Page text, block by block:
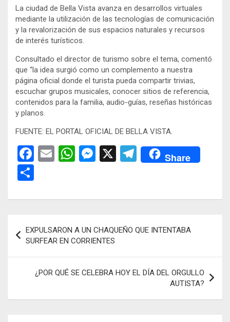
La ciudad de Bella Vista avanza en desarrollos virtuales
mediante la utilización de las tecnologías de comunicación
y la revalorización de sus espacios naturales y recursos
de interés turísticos.
Consultado el director de turismo sobre el tema, comentó
que “la idea surgió como un complemento a nuestra
página oficial donde el turista pueda compartir trivias,
escuchar grupos musicales, conocer sitios de referencia,
contenidos para la familia, audio-guías, reseñas históricas
y planos.
FUENTE: EL PORTAL OFICIAL DE BELLA VISTA.
F
b
o
k
E
W
s
p
p
M
n
er
X
T
gr
m
Share
m
p
ar
tir
de
entradas
EXPULSARON A UN CHAQUEÑO QUE INTENTABA
SURFEAR EN CORRIENTES
¿POR QUÉ SE CELEBRA HOY EL DÍA DEL ORGULLO
AUTISTA?